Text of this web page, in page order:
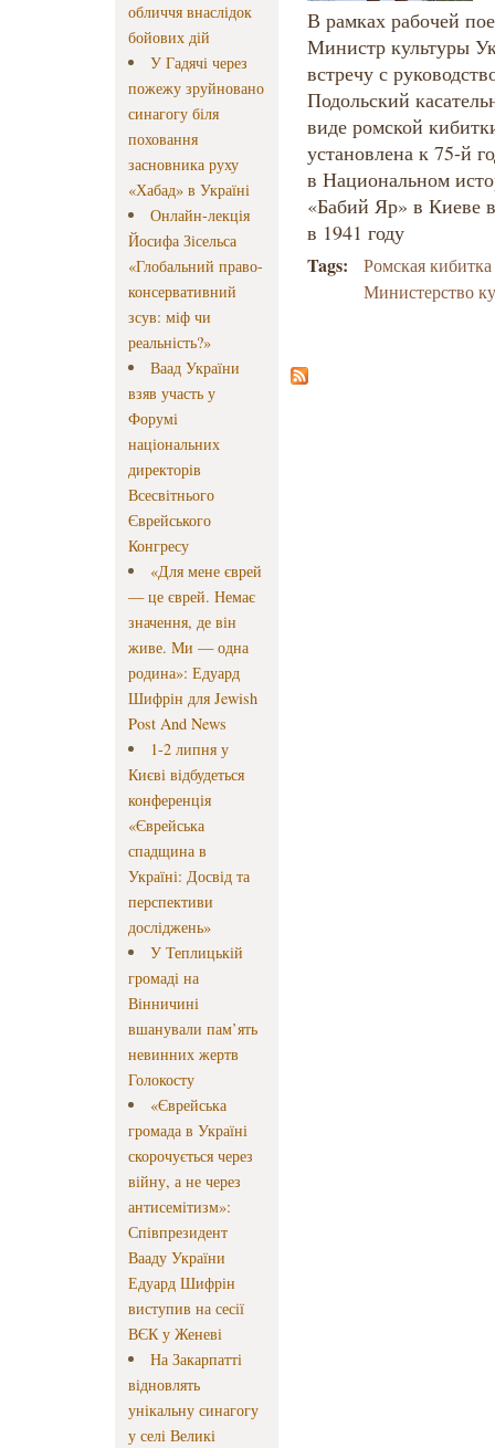
обличчя внаслідок
бойових дій
У Гадячі через
пожежу зруйновано
синагогу біля
поховання
засновника руху
«Хабад» в Україні
Онлайн-лекція
Йосифа Зісельса
«Глобальний право-
консервативний
зсув: міф чи
реальність?»
Ваад України
взяв участь у
Форумі
національних
директорів
Всесвітнього
Єврейського
Конгресу
«Для мене єврей
— це єврей. Немає
значення, де він
живе. Ми — одна
родина»: Едуард
Шифрін для Jewish
Post And News
1-2 липня у
Києві відбудеться
конференція
«Єврейська
спадщина в
Україні: Досвід та
перспективи
досліджень»
У Теплицькій
громаді на
Вінничині
вшанували пам’ять
невинних жертв
Голокосту
«Єврейська
громада в Україні
скорочується через
війну, а не через
антисемітизм»:
Співпрезидент
Вааду України
Едуард Шифрін
виступив на сесії
ВЄК у Женеві
На Закарпатті
відновлять
унікальну синагогу
у селі Великі
В рамках рабочей
Министр культуры
встречу с
Подольский
виде ромской
установлена к 75-й
в Национальном
«Бабий Яр» в Киеве
в 1941 году
Tags:
Ромская кибитка
Министерство